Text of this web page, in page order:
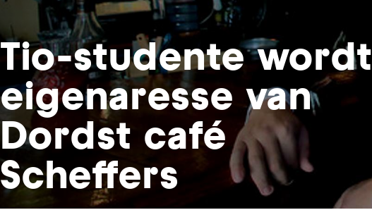
Tio-studente wordt
eigenaresse van
Dordst café
Scheffers